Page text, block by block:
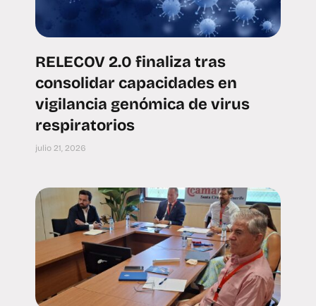
RELECOV 2.0 finaliza tras
consolidar capacidades en
vigilancia genómica de virus
respiratorios
julio 21, 2026